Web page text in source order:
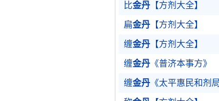
比金丹 【方剂大全】
扁金丹 【方剂大全】
缠金丹 【方剂大全】
缠金丹 《普济本事方》
缠金丹 《太平惠民和剂